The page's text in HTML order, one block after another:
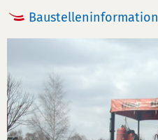
Baustelleninformation